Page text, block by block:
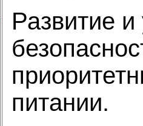
Развитие
питании.